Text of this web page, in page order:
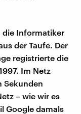
die Informatiker
der Taufe. Der
registrierte die
Im Netz
Sekunden
– wie wir es
Google damals